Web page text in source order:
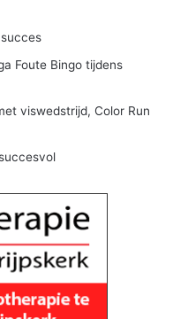
Foute Bingo tijdens
viswedstrijd, Color Run